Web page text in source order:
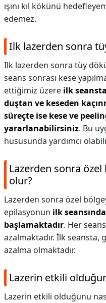
ışını kıl kökünü
edemez.
Ilk lazerden sonra
Ilk lazerden sonra tüy
seans sonrası kese
ettiğimiz üzere ilk
duştan ve keseden
süreçte ise kese ve
yararlanabilirsiniz. Bu
hususunda yardımcı
Lazerden sonra
olur?
Lazerden sonra özel
epilasyonun ilk
başlamaktadır. Her
azalmaktadır. İlk
azalma olmaktadır.
Lazerin etkili
Lazerin etkili olduğunu